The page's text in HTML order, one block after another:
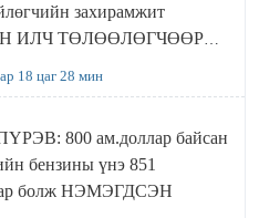
захирамжит
ИЛЧ ТӨЛӨӨЛӨГЧӨӨР
18 цаг 28 мин
800 ам.доллар байсан
бензины үнэ 851
болж НЭМЭГДСЭН